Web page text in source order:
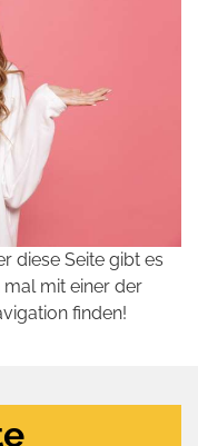
diese Seite gibt es
mal mit einer der
finden!